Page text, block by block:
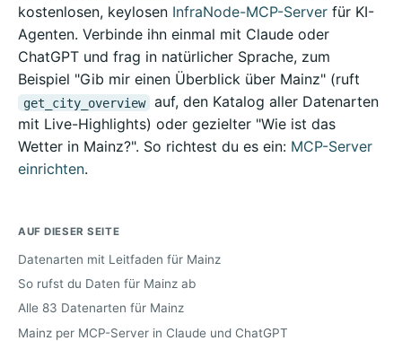
kostenlosen, keylosen InfraNode-MCP-Server für KI-
Agenten. Verbinde ihn einmal mit Claude oder
ChatGPT und frag in natürlicher Sprache, zum
Beispiel "Gib mir einen Überblick über Mainz" (ruft
get_city_overview
auf, den Katalog aller Datenarten
mit Live-Highlights) oder gezielter "Wie ist das
Wetter in Mainz?". So richtest du es ein: MCP-Server
einrichten.
AUF DIESER SEITE
Datenarten mit Leitfaden für Mainz
So rufst du Daten für Mainz ab
Alle 83 Datenarten für Mainz
Mainz per MCP-Server in Claude und ChatGPT